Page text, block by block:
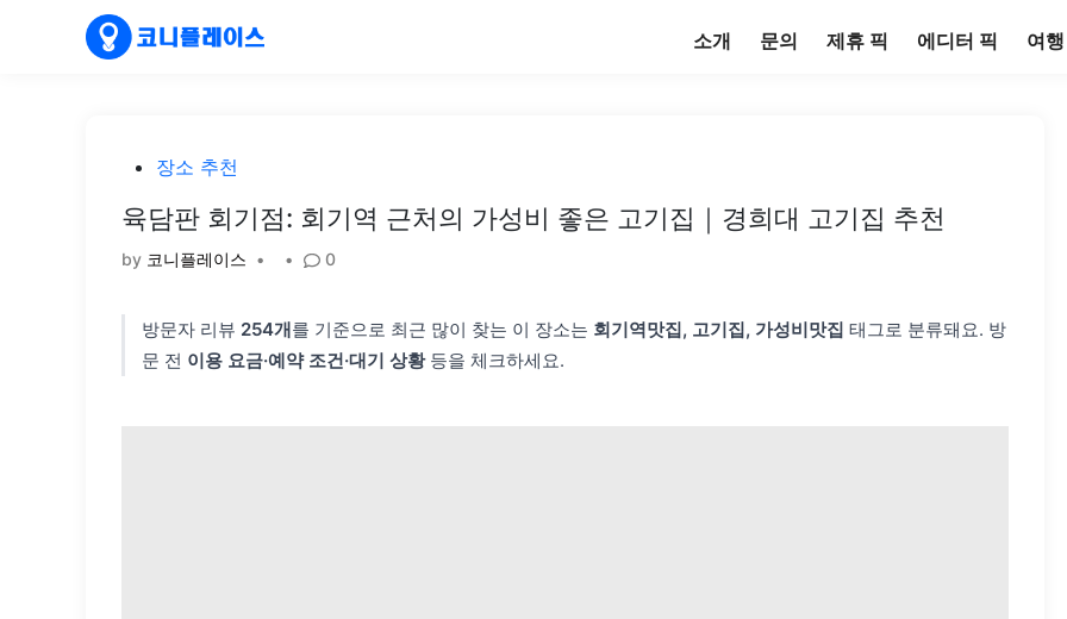
소개 문의 제휴 픽 에디터 픽 여
Posted장소 추천
육담판 회기점: 회기역 근처의 가성비 좋은 고기집｜경희대 고기집 추천
by 코니플레이스 • • 0
방문자 리뷰 254개를 기준으로 최근 많이 찾는 이 장소는 회기역맛집, 고기집, 가성비맛집 태그로 분류돼요. 방
문 전 이용 요금·예약 조건·대기 상황등을 체크하세요.